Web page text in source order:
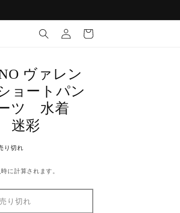
イ
カ
ー
ヴァレン
ョートパン
ツ 水着
迷彩
り切れ
に計算されます。
り切れ